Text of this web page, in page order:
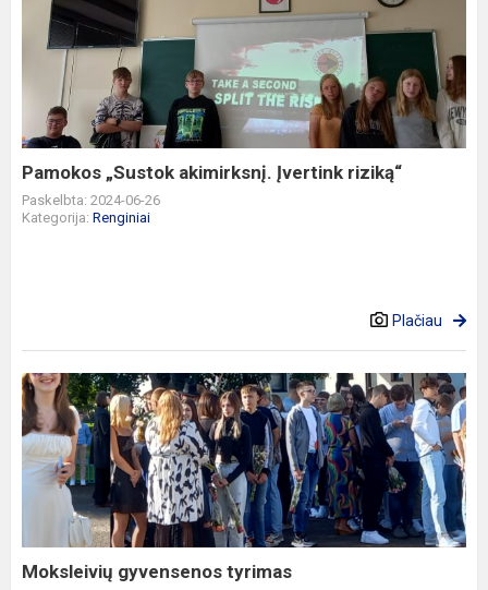
„Sustok
akimirksnį.
Įvertink
riziką“
Pamokos „Sustok akimirksnį. Įvertink riziką“
Paskelbta: 2024-06-26
Kategorija: Renginiai
Plačiau
Moksleivių
gyvensenos
tyrimas
Moksleivių gyvensenos tyrimas